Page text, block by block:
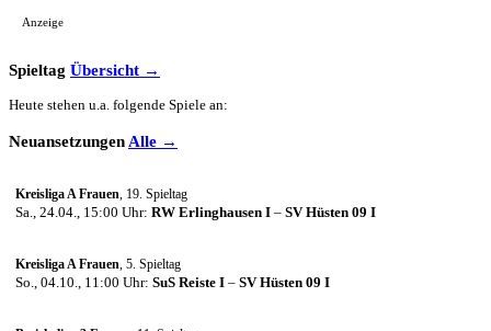
Anzeige
Spieltag Übersicht →
Heute stehen u.a. folgende Spiele an:
Neuansetzungen Alle →
Kreisliga A Frauen , 19. Spieltag
Sa., 24.04., 15:00 Uhr: RW Erlinghausen I – SV Hüsten 09 I
Kreisliga A Frauen , 5. Spieltag
So., 04.10., 11:00 Uhr: SuS Reiste I – SV Hüsten 09 I